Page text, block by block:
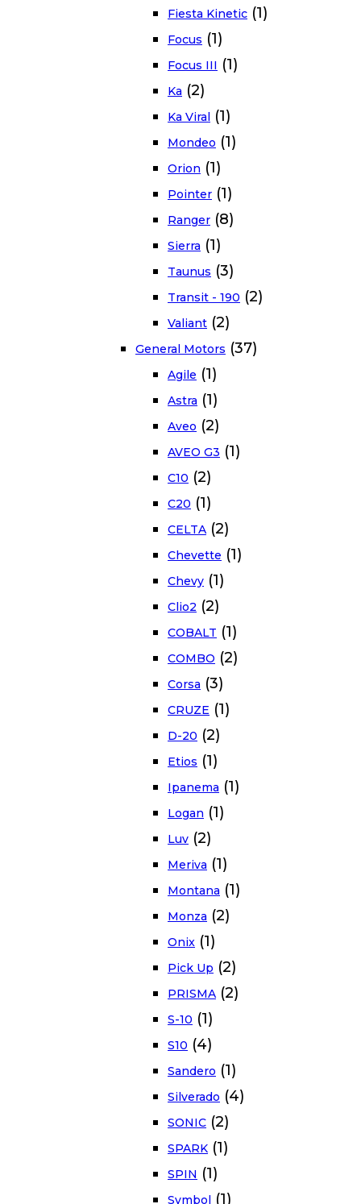
Fiesta Kinetic (1)
Focus (1)
Focus III (1)
Ka (2)
Ka Viral (1)
Mondeo (1)
Orion (1)
Pointer (1)
Ranger (8)
Sierra (1)
Taunus (3)
Transit - 190 (2)
Valiant (2)
General Motors (37)
Agile (1)
Astra (1)
Aveo (2)
AVEO G3 (1)
C10 (2)
C20 (1)
CELTA (2)
Chevette (1)
Chevy (1)
Clio2 (2)
COBALT (1)
COMBO (2)
Corsa (3)
CRUZE (1)
D-20 (2)
Etios (1)
Ipanema (1)
Logan (1)
Luv (2)
Meriva (1)
Montana (1)
Monza (2)
Onix (1)
Pick Up (2)
PRISMA (2)
S-10 (1)
S10 (4)
Sandero (1)
Silverado (4)
SONIC (2)
SPARK (1)
SPIN (1)
Symbol (1)